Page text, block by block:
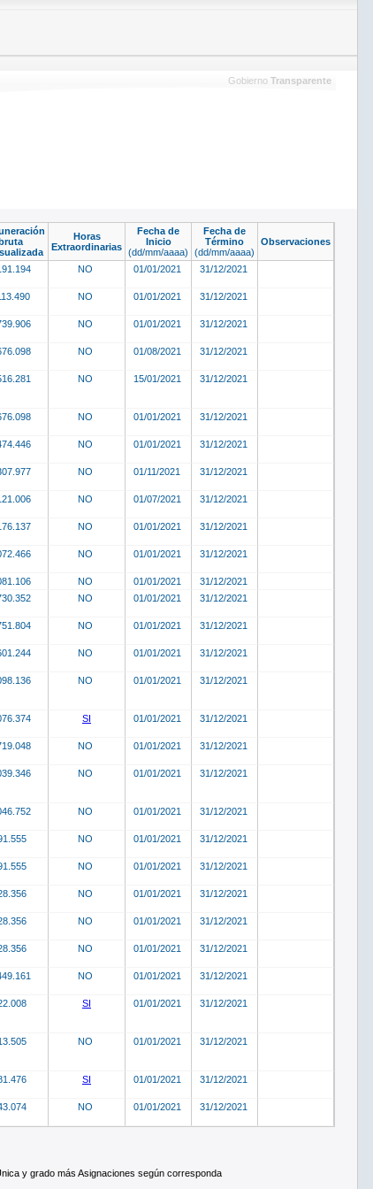
Gobierno Transparente
Horas
Extraordinarias
Fecha de
Inicio
(dd/mm/aaaa)
Fecha de
Término
(dd/mm/aaaa)
Observaciones
NO 01/01/2021 31/12/2021
NO 01/01/2021 31/12/2021
NO 01/01/2021 31/12/2021
NO 01/08/2021 31/12/2021
NO 15/01/2021 31/12/2021
NO 01/01/2021 31/12/2021
NO 01/01/2021 31/12/2021
NO 01/11/2021 31/12/2021
NO 01/07/2021 31/12/2021
NO 01/01/2021 31/12/2021
NO 01/01/2021 31/12/2021
NO 01/01/2021
31/12/2021
NO 01/01/2021 31/12/2021
NO 01/01/2021 31/12/2021
NO 01/01/2021 31/12/2021
NO 01/01/2021 31/12/2021
SI 01/01/2021 31/12/2021
NO 01/01/2021 31/12/2021
NO 01/01/2021 31/12/2021
NO 01/01/2021 31/12/2021
NO 01/01/2021 31/12/2021
NO 01/01/2021 31/12/2021
NO 01/01/2021 31/12/2021
NO 01/01/2021 31/12/2021
NO 01/01/2021 31/12/2021
NO 01/01/2021 31/12/2021
SI 01/01/2021 31/12/2021
NO 01/01/2021 31/12/2021
SI 01/01/2021 31/12/2021
NO 01/01/2021 31/12/2021
y grado más Asignaciones según corresponda